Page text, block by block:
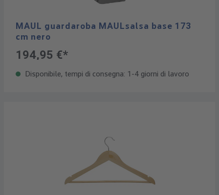
MAUL guardaroba MAULsalsa base 173
cm nero
194,95 €*
Disponibile, tempi di consegna: 1-4 giorni di lavoro